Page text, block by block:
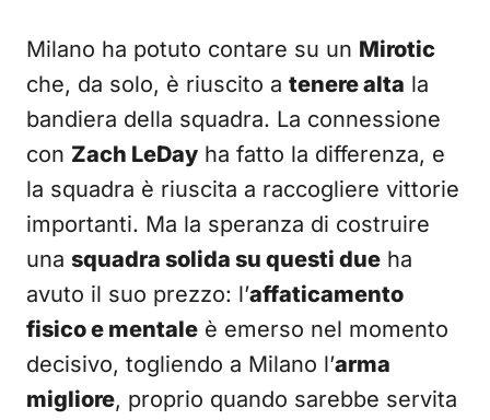
Milano ha potuto contare su un Mirotic
che, da solo, è riuscito a tenere alta la
bandiera della squadra. La connessione
con Zach LeDay ha fatto la differenza, e
la squadra è riuscita a raccogliere vittorie
importanti. Ma la speranza di costruire
una squadra solida su questi due ha
avuto il suo prezzo: l’affaticamento
fisico e mentale è emerso nel momento
decisivo, togliendo a Milano l’arma
migliore, proprio quando sarebbe servita